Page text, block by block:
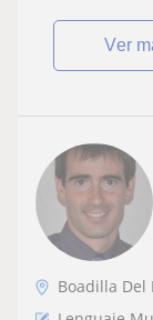
ver
Boadilla Del